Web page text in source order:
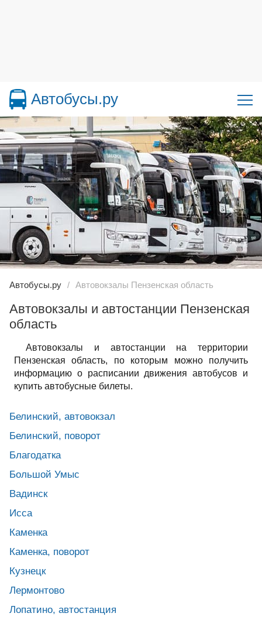
Автобусы.ру
Автобусы.ру Автовокзалы Пензенская область
Автовокзалы и автостанции Пензенская
область
Автовокзалы и автостанции на территории
Пензенская область, по которым можно получить
информацию о расписании движения автобусов и
купить автобусные билеты.
Белинский, автовокзал
Белинский, поворот
Благодатка
Большой Умыс
Вадинск
Исса
Каменка
Каменка, поворот
Кузнецк
Лермонтово
Лопатино, автостанция